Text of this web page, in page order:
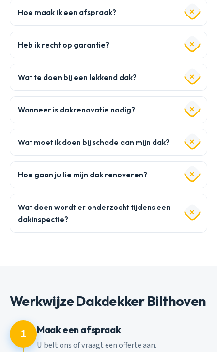
Hoe maak ik een afspraak?
Heb ik recht op garantie?
Wat te doen bij een lekkend dak?
Wanneer is dakrenovatie nodig?
Wat moet ik doen bij schade aan mijn dak?
Hoe gaan jullie mijn dak renoveren?
Wat doen wordt er onderzocht tijdens een
dakinspectie?
Werkwijze Dakdekker Bilthoven
1 Maak een afspraak
U belt ons of vraagt een offerte aan.